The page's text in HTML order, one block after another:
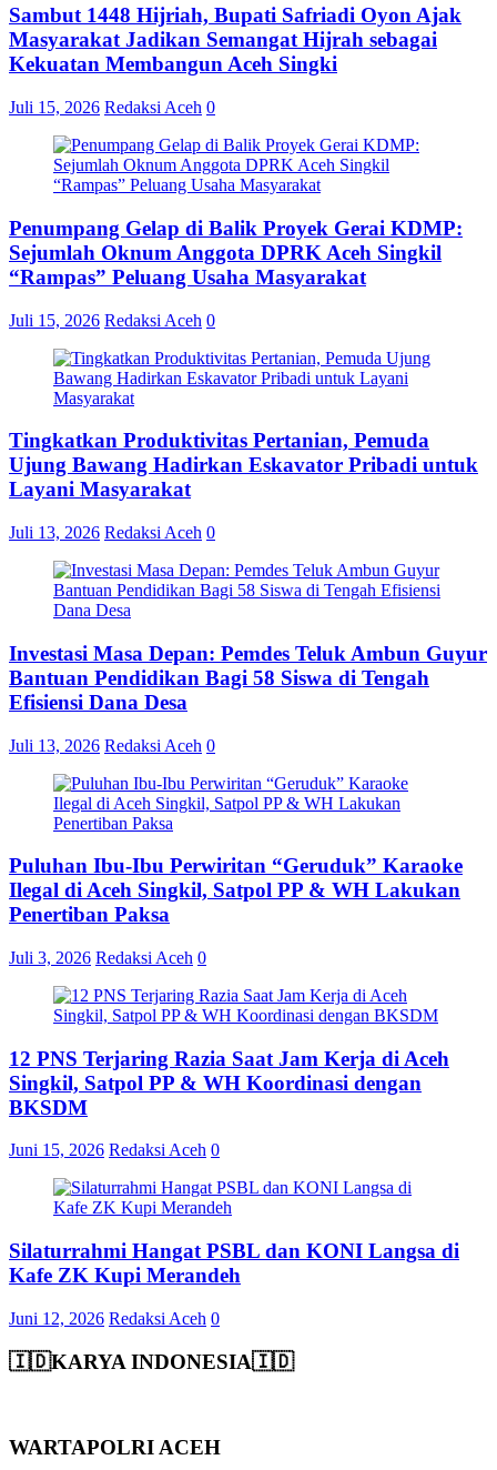
Sambut 1448 Hijriah, Bupati Safriadi Oyon Ajak
Masyarakat Jadikan Semangat Hijrah sebagai
Kekuatan Membangun Aceh Singki
Juli 15, 2026 Redaksi Aceh 0
Penumpang Gelap di Balik Proyek Gerai KDMP:
Sejumlah Oknum Anggota DPRK Aceh Singkil
“Rampas” Peluang Usaha Masyarakat
Juli 15, 2026 Redaksi Aceh 0
Tingkatkan Produktivitas Pertanian, Pemuda
Ujung Bawang Hadirkan Eskavator Pribadi untuk
Layani Masyarakat
Juli 13, 2026 Redaksi Aceh 0
Investasi Masa Depan: Pemdes Teluk Ambun Guyur
Bantuan Pendidikan Bagi 58 Siswa di Tengah
Efisiensi Dana Desa
Juli 13, 2026 Redaksi Aceh 0
Puluhan Ibu-Ibu Perwiritan “Geruduk” Karaoke
Ilegal di Aceh Singkil, Satpol PP & WH Lakukan
Penertiban Paksa
Juli 3, 2026 Redaksi Aceh 0
12 PNS Terjaring Razia Saat Jam Kerja di Aceh
Singkil, Satpol PP & WH Koordinasi dengan
BKSDM
Juni 15, 2026 Redaksi Aceh 0
Silaturrahmi Hangat PSBL dan KONI Langsa di
Kafe ZK Kupi Merandeh
Juni 12, 2026 Redaksi Aceh 0
🇮🇩KARYA INDONESIA🇮🇩
WARTAPOLRI ACEH